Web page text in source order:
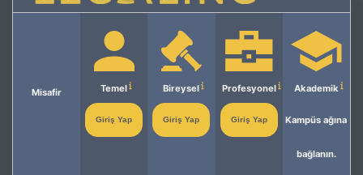
Misafir Temel
Giriş Yap
Bireysel
Giriş Yap
Profesyonel
Giriş Yap
Akademik
Kampüs ağına
bağlanın.